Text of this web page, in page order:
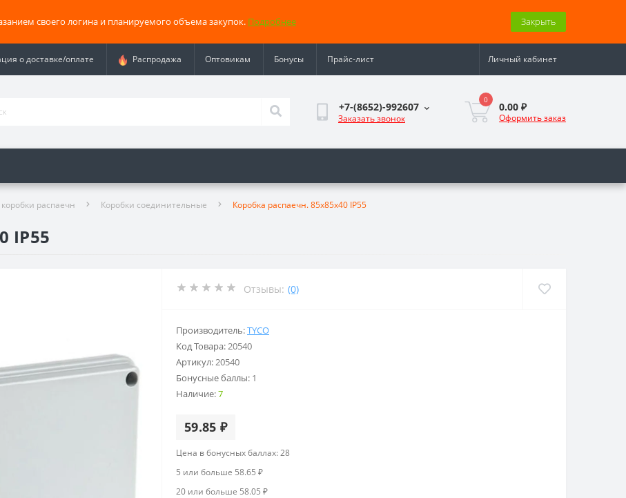
своего логина и планируемого объема закупок. Подробнее Закрыть
о доставке/оплате Распродажа Оптовикам Бонусы Прайс-лист Личный кабинет
+7-(8652)-992607
Заказать звонок
0
0.00 ₽
Оформить заказ
распаечн Коробки соединительные Коробка распаечн. 85х85х40 IP55
IP55
Отзывы: (0)
Производитель:TYCO
Код Товара:20540
Артикул:20540
Бонусные баллы: 1
Наличие:7
59.85 ₽
Цена в бонусных баллах: 28
5 или больше 58.65 ₽
20 или больше 58.05 ₽